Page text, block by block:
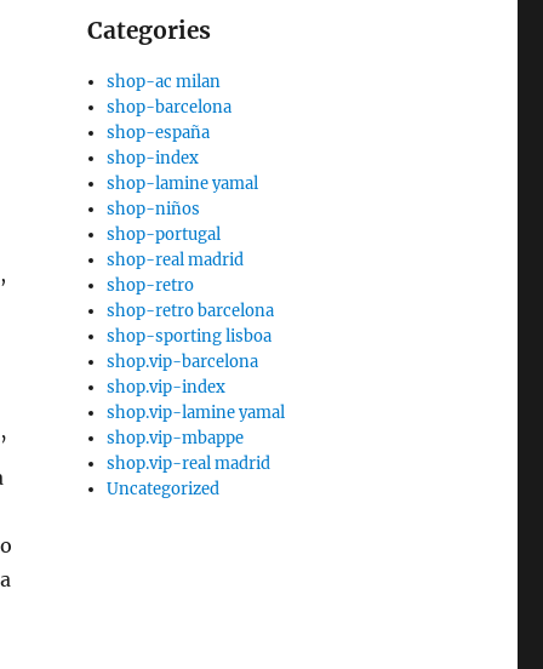
Categories
shop-ac milan
shop-barcelona
shop-españa
shop-index
shop-lamine yamal
shop-niños
shop-portugal
shop-real madrid
shop-retro
shop-retro barcelona
shop-sporting lisboa
shop.vip-barcelona
shop.vip-index
shop.vip-lamine yamal
shop.vip-mbappe
shop.vip-real madrid
Uncategorized